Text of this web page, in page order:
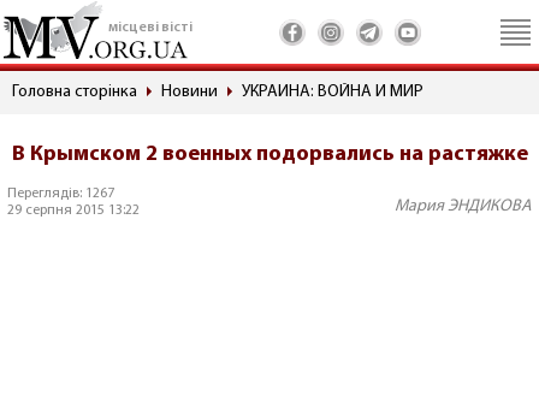
місцеві вісті
Головна сторінка Новини УКРАИНА: ВОЙНА И МИР
В Крымском 2 военных подорвались на растяжке
Переглядів: 1267
29 серпня 2015 13:22
Мария ЭНДИКОВА